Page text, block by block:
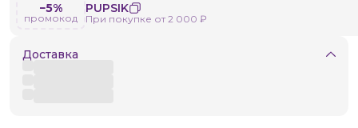
−5%
промокод
PUPSIK
При покупке от 2 000 ₽
Доставка